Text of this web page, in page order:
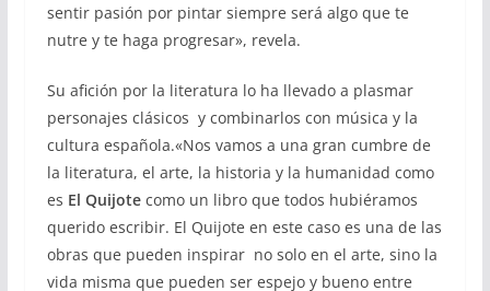
sentir pasión por pintar siempre será algo que te
nutre y te haga progresar», revela.
Su afición por la literatura lo ha llevado a plasmar
personajes clásicos y combinarlos con música y la
cultura española.«Nos vamos a una gran cumbre de
la literatura, el arte, la historia y la humanidad como
es El Quijotecomo un libro que todos hubiéramos
querido escribir. El Quijote en este caso es una de las
obras que pueden inspirar no solo en el arte, sino la
vida misma que pueden ser espejo y bueno entre